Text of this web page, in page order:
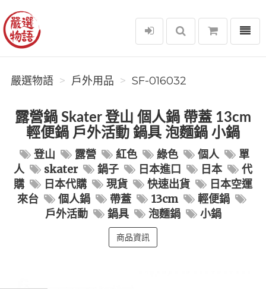
嚴選物語
選單
嚴選物語 戶外用品 SF-016032
露營鍋 Skater 登山 個人鍋 帶蓋 13cm
輕便鍋 戶外活動 鍋具 泡麵鍋 小鍋
登山 露營 紅色 綠色 個人
單
人
skater 鍋子 日本進口 日本
代
購
日本代購 現貨 快速出貨
日本空運
來台
個人鍋 帶蓋 13cm
輕便鍋
戶外活動
鍋具 泡麵鍋 小鍋
商品資訊